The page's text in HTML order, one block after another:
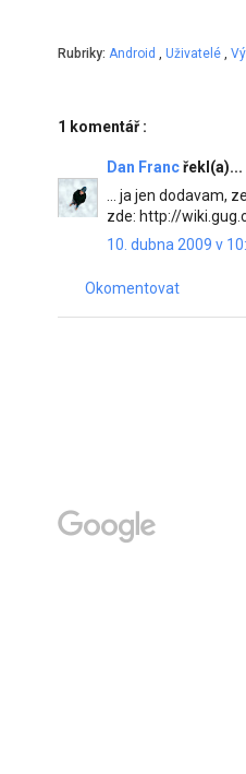
Rubriky: Android , Uživatelé ,
1 komentář :
Dan Francřekl(a)...
... ja jen dodavam,
zde: http://
10. dubna 2009 v
Okomentovat